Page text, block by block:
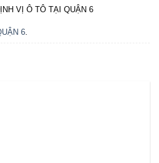
VỊ Ô TÔ TẠI QUẬN 6
6